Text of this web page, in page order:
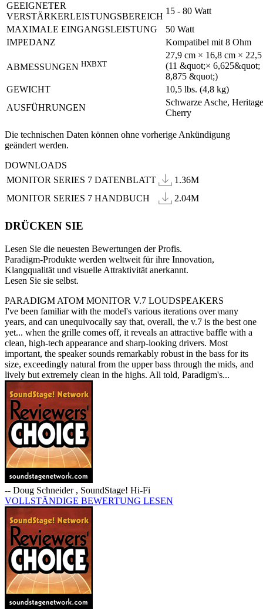
GEEIGNETER
VERSTÄRKERLEISTUNGSBEREICH
15 - 80 Watt
MAXIMALE EINGANGSLEISTUNG
50 Watt
IMPEDANZ
Kompatibel mit 8 Ohm
ABMESSUNGEN HXBXT
27,9 cm × 16,8 cm ×
(11 &quot;× 6,625&quot;
8,875 &quot;)
GEWICHT
10,5 lbs. (4,8 kg)
AUSFÜHRUNGEN
Schwarze Asche, Heritage
Cherry
Die technischen Daten können ohne vorherige Ankündigung
geändert werden.
DOWNLOADS
MONITOR SERIES 7 DATENBLATT
1.36M
MONITOR SERIES 7 HANDBUCH
2.04M
DRÜCKEN SIE
Lesen Sie die neuesten Bewertungen der Profis.
Paradigm-Produkte werden weltweit für ihre Innovation,
Klangqualität und visuelle Attraktivität anerkannt.
Lesen Sie sie selbst.
PARADIGM ATOM MONITOR V.7 LOUDSPEAKERS
I've been familiar with the model's various iterations over many
years, and can unequivocally say that, overall, the v.7 is the best one
yet... when the grille comes off, it reveals an attractive baffle with a
clean, high-tech appearance and sharp-looking drivers. Most
important, the speaker sounds remarkably robust in the bass for its
size, exceedingly natural from the upper bass through the mids, and
lively but extremely clean in the highs. All told, Paradigm's...
-- Doug Schneider , SoundStage! Hi-Fi
VOLLSTÄNDIGE BEWERTUNG LESEN